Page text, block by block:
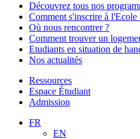
Découvrez tous nos
Comment s'inscrire à l'Ecole
Où nous rencontrer ?
Comment trouver un
Etudiants en situation de
Nos actualités
Ressources
Espace Étudiant
Admission
FR
EN